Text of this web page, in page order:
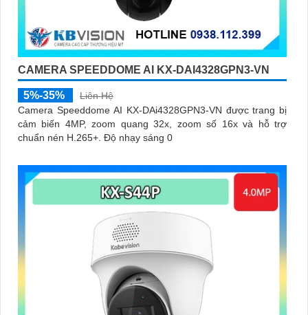
CAMERA SPEEDDOME AI KX-DAI4328GPN3-VN
5%-35%
Liên Hệ
Camera Speeddome AI KX-DAi4328GPN3-VN được trang bị
cảm biến 4MP, zoom quang 32x, zoom số 16x và hỗ trợ
chuẩn nén H.265+. Độ nhạy sáng 0